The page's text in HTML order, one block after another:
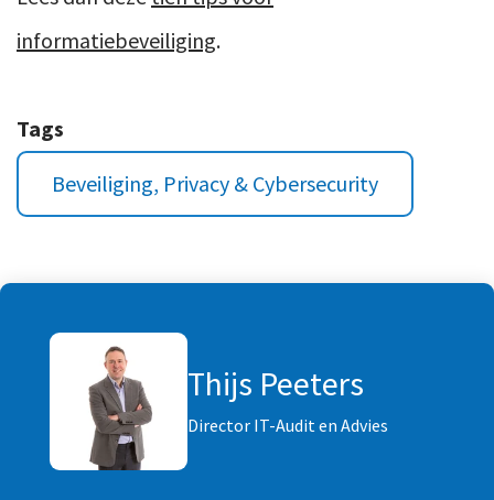
informatiebeveiliging.
Tags
Beveiliging, Privacy & Cybersecurity
Thijs Peeters
Director IT-Audit en Advies